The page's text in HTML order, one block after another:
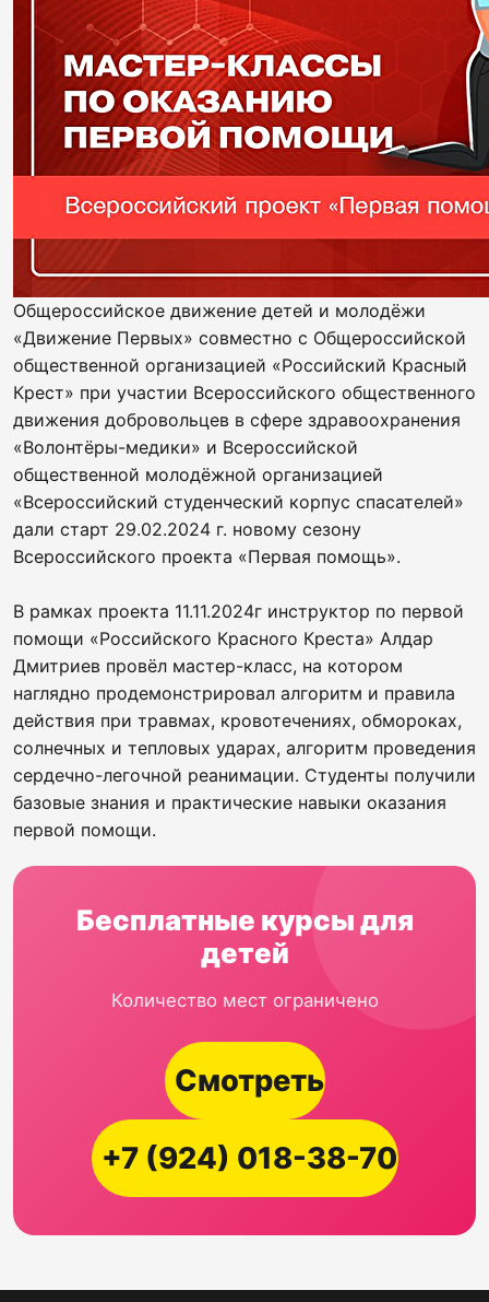
Общероссийское движение детей и молодёжи
«Движение Первых» совместно с Общероссийской
общественной организацией «Российский Красный
Крест» при участии Всероссийского общественного
движения добровольцев в сфере здравоохранения
«Волонтёры-медики» и Всероссийской
общественной молодёжной организацией
«Всероссийский студенческий корпус спасателей»
дали старт 29.02.2024 г. новому сезону
Всероссийского проекта «Первая помощь».
В рамках проекта 11.11.2024г инструктор по первой
помощи «Российского Красного Креста» Алдар
Дмитриев провёл мастер-класс, на котором
наглядно продемонстрировал алгоритм и правила
действия при травмах, кровотечениях, обмороках,
солнечных и тепловых ударах, алгоритм проведения
сердечно-легочной реанимации. Студенты получили
базовые знания и практические навыки оказания
первой помощи.
Бесплатные курсы для
детей
Количество мест ограничено
Смотреть
+7 (924) 018-38-70